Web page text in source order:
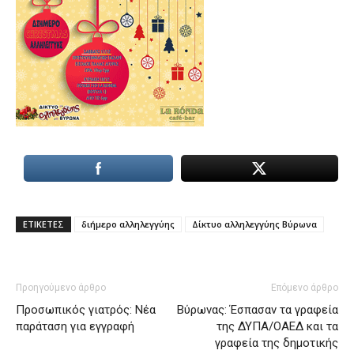
lyons
teaches
you
the
meaning
of
pain.
pornhun
porn
ΕΤΙΚΕΤΕΣ διήμερο αλληλεγγύης Δίκτυο αλληλεγγύης Βύρωνα
Προηγούμενο άρθρο
Προσωπικός γιατρός: Νέα
παράταση για εγγραφή
Επόμενο άρθρο
Βύρωνας: Έσπασαν τα γραφεία
της ΔΥΠΑ/ΟΑΕΔ και τα
γραφεία της δημοτικής